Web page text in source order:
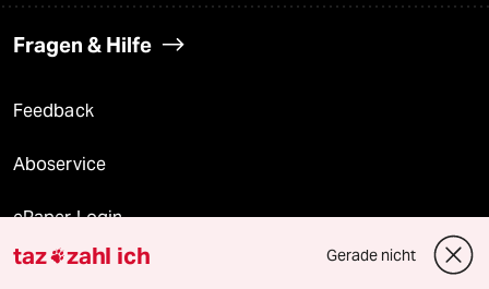
Fragen & Hilfe
Feedback
Aboservice
ePaper Login
Downloads für Abonnierende
taz zahl ich Gerade nicht